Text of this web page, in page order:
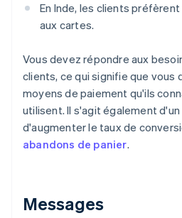
En Inde, les clients
aux cartes.
Vous devez répondre aux
clients, ce qui signifie que vous
moyens de paiement qu'ils
utilisent. Il s'agit également
d'augmenter le taux de
abandons de panier.
Messages